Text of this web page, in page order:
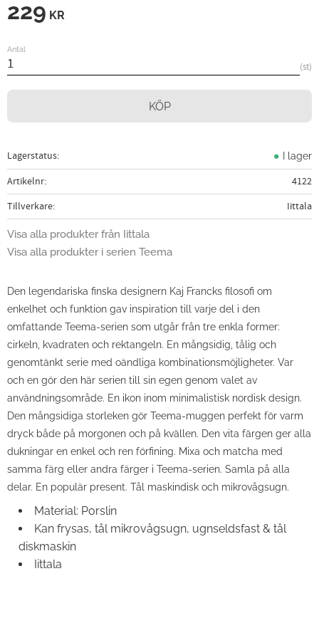
229 KR
Antal
st
KÖP
Lagerstatus I lager
Artikelnr
4122
Tillverkare
Iittala
Visa alla produkter från Iittala
Visa alla produkter i serien Teema
Den legendariska finska designern Kaj Francks filosofi om
enkelhet och funktion gav inspiration till varje del i den
omfattande Teema-serien som utgår från tre enkla former:
cirkeln, kvadraten och rektangeln. En mångsidig, tålig och
genomtänkt serie med oändliga kombinationsmöjligheter. Var
och en gör den här serien till sin egen genom valet av
användningsområde. En ikon inom minimalistisk nordisk design.
Den mångsidiga storleken gör Teema-muggen perfekt för varm
dryck både på morgonen och på kvällen. Den vita färgen ger alla
dukningar en enkel och ren förfining. Mixa och matcha med
samma färg eller andra färger i Teema-serien. Samla på alla
delar. En populär present. Tål maskindisk och mikrovågsugn.
Material: Porslin
Kan frysas, tål mikrovågsugn, ugnseldsfast & tål
diskmaskin
Iittala